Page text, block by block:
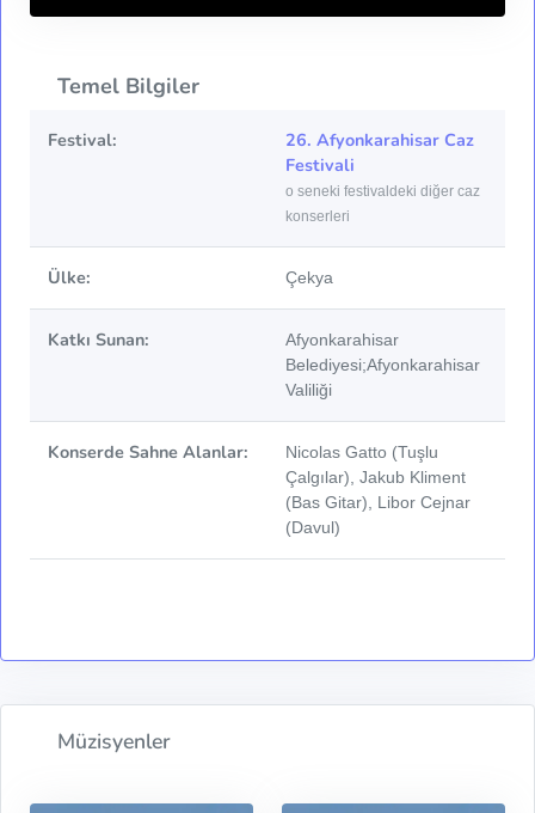
Temel Bilgiler
Festival:
26. Afyonkarahisar Caz
Festivali
o seneki festivaldeki diğer caz
konserleri
Ülke: Çekya
Katkı Sunan:
Afyonkarahisar
Belediyesi;Afyonkarahisar
Valiliği
Konserde Sahne Alanlar:
Nicolas Gatto (Tuşlu
Çalgılar), Jakub Kliment
(Bas Gitar), Libor Cejnar
(Davul)
Müzisyenler